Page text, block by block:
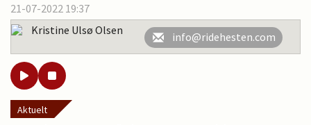
21-07-2022 19:37
Kristine Ulsø Olsen
info@ridehesten.com
Aktuelt